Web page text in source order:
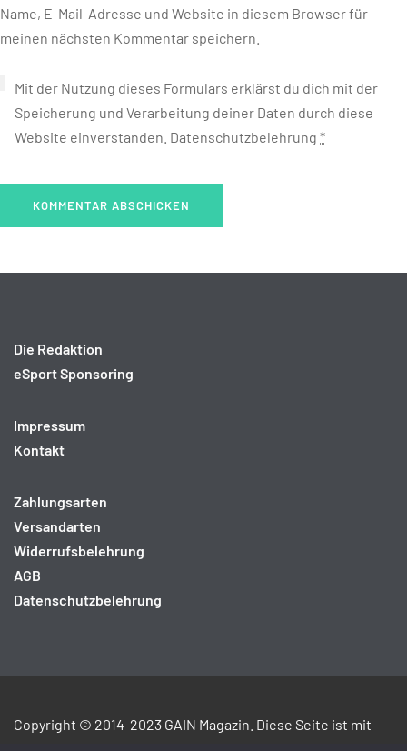
Name, E-Mail-Adresse und Website in diesem Browser für
meinen nächsten Kommentar speichern.
Mit der Nutzung dieses Formulars erklärst du dich mit der
Speicherung und Verarbeitung deiner Daten durch diese
Website einverstanden. Datenschutzbelehrung *
Die Redaktion
eSport Sponsoring
Impressum
Kontakt
Zahlungsarten
Versandarten
Widerrufsbelehrung
AGB
Datenschutzbelehrung
Copyright © 2014-2023 GAIN Magazin. Diese Seite ist mit